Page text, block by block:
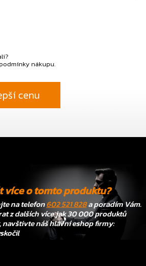
nákupu.
cenu
více o tomto produktu?
na telefon602 521 828a poradím Vám.
z dalších více jak 30 000 produktů
navštivte náš hlavní eshop firmy: